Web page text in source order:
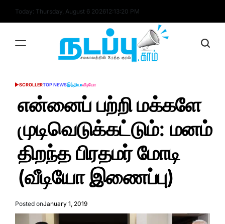
Today: Thursday, August 6 202612:13:20 PM
POSTED
SCROLLERTOP NEWSஇந்தியாவீடியோ
என்னைப் பற்றி மக்களே
முடிவெடுக்கட்டும்: மனம்
திறந்த பிரதமர் மோடி
(வீடியோ இணைப்பு)
Posted onJanuary 1, 2019